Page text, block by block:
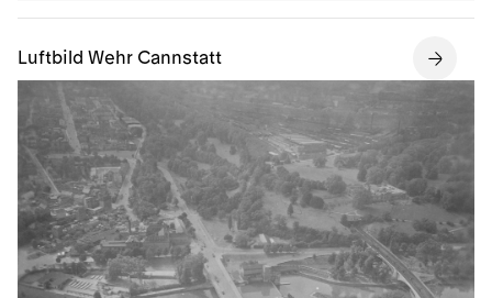
Luftbild Wehr Cannstatt